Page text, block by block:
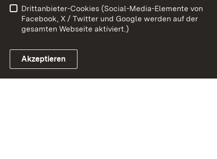
Link zum Landesportal
Impressum Cookies
Drittanbieter-Cookies (Social-Media-Elemente von
Facebook, X / Twitter und Google werden auf der
gesamten Webseite aktiviert.)
Akzeptieren